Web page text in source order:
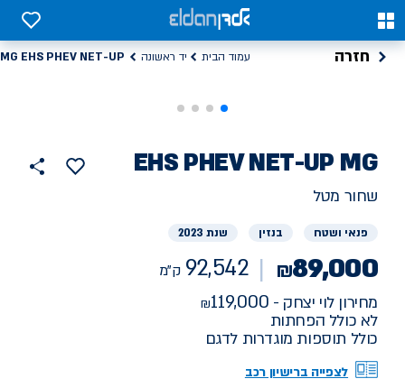
0
0
חזרה עמוד הבית יד ראשונה MG EHS PHEV NET-UP
רכב
יד
MG
EHS PHEV NET-UP
92542
הוסף
למועדפים
שחור מטל
פנאי ושטח בנזין שנת 2023
₪89,000
92,542 ק"מ
מחירון לוי יצחק - 119,000
לא כולל הפחתות
כולל תוספות מוגדרות לדגם
לצפייה ברישיון רכב